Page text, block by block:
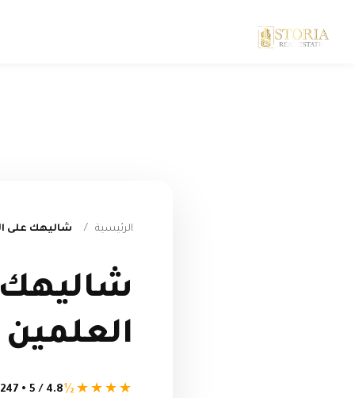
الرئيسية / شاليهك على
العلمين
★★★★½4.8 / 5 • 247 تقييم